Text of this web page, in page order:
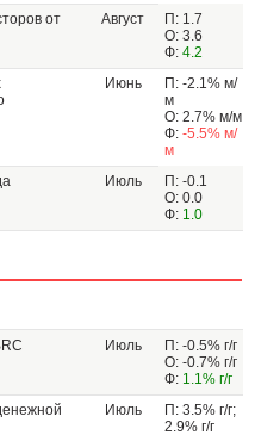
от
Август
П: 1.7
О: 3.6
Ф: 4.2
Июнь
П: -2.1% м/
м
О: 2.7% м/м
Ф: -5.5% м/
м
Июль
П: -0.1
О: 0.0
Ф: 1.0
Июль
П: -0.5% г/г
О: -0.7% г/г
Ф: 1.1% г/г
Июль
П: 3.5% г/г;
2.9% г/г